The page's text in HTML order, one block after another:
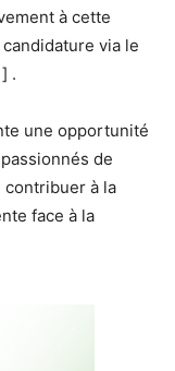
à cette
via le
] .
une opportunité
de
contribuer à la
face à la